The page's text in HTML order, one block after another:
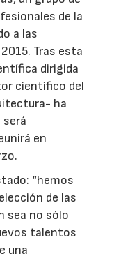
de la
a las
Tras esta
dirigida
científico del
ha
será
en
“hemos
de las
sea no sólo
talentos
una